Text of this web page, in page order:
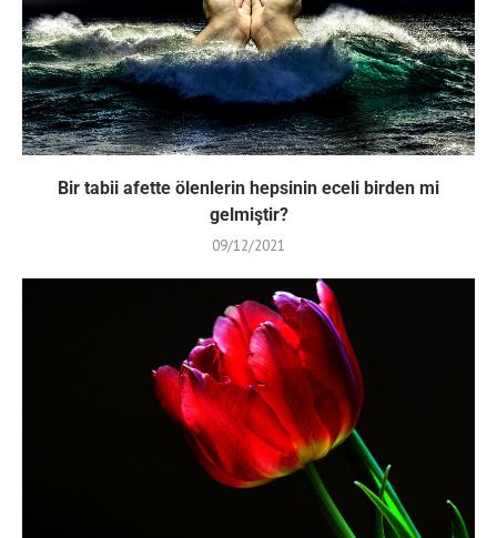
Bir tabii afette ölenlerin hepsinin eceli birden mi
gelmiştir?
09/12/2021